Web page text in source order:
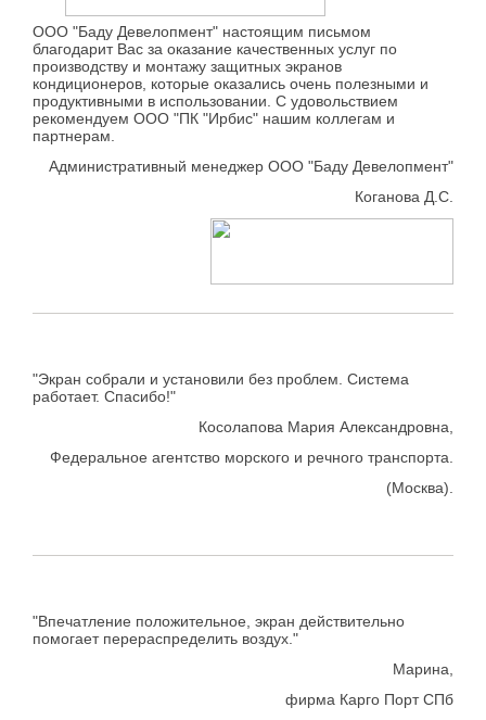
ООО "Баду Девелопмент" настоящим письмом
благодарит Вас за оказание качественных услуг по
производству и монтажу защитных экранов
кондиционеров, которые оказались очень полезными и
продуктивными в использовании. С удовольствием
рекомендуем ООО "ПК "Ирбис" нашим коллегам и
партнерам.
Административный менеджер ООО "Баду Девелопмент"
Коганова Д.С.
"Экран собрали и установили без проблем. Система
работает. Спасибо!"
Косолапова Мария Александровна,
Федеральное агентство морского и речного транспорта.
(Москва).
"Впечатление положительное, экран действительно
помогает перераспределить воздух."
Марина,
фирма Карго Порт СПб